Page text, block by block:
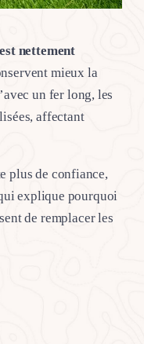
nettement
mieux la
un fer long, les
affectant
plus de confiance,
explique pourquoi
de remplacer les